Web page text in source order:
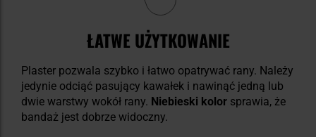
ŁATWE UŻYTKOWANIE
Plaster pozwala szybko i łatwo opatrywać rany. Należy
jedynie odciąć pasujący kawałek i nawinąć jedną lub
dwie warstwy wokół rany. Niebieski kolor sprawia, że
bandaż jest dobrze widoczny.